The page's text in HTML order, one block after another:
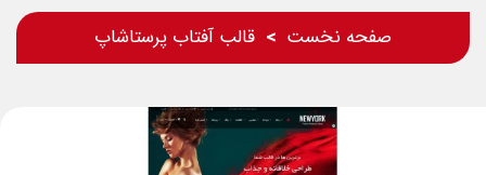
صفحه نخست قالب آفتاب پرستاشاپ